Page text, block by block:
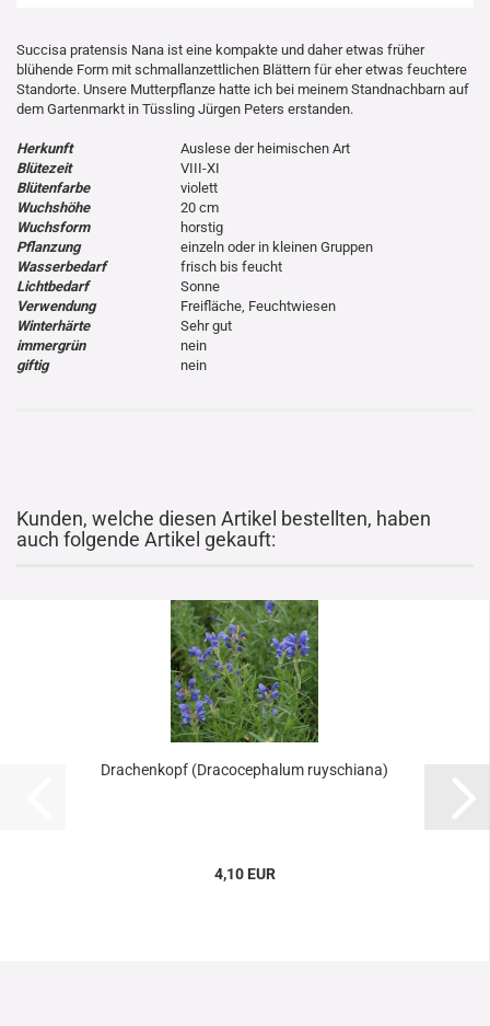
Succisa pratensis Nana ist eine kompakte und daher etwas früher
blühende Form mit schmallanzettlichen Blättern für eher etwas feuchtere
Standorte. Unsere Mutterpflanze hatte ich bei meinem Standnachbarn auf
dem Gartenmarkt in Tüssling Jürgen Peters erstanden.
Herkunft
Auslese der heimischen Art
Blütezeit
VIII-XI
Blütenfarbe
violett
Wuchshöhe
20 cm
Wuchsform
horstig
Pflanzung
einzeln oder in kleinen Gruppen
Wasserbedarf
frisch bis feucht
Lichtbedarf
Sonne
Verwendung
Freifläche, Feuchtwiesen
Winterhärte
Sehr gut
immergrün
nein
giftig
nein
Kunden, welche diesen Artikel bestellten, haben
auch folgende Artikel gekauft:
Drachenkopf (Dracocephalum ruyschiana)
4,10 EUR